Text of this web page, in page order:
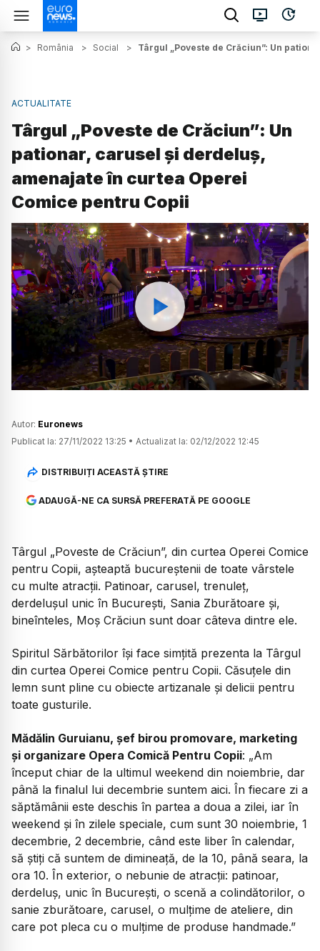
> România > Social > Târgul „Poveste de Crăciun”: Un
ACTUALITATE
Târgul „Poveste de Crăciun”: Un
pationar, carusel și derdeluș,
amenajate în curtea Operei
Comice pentru Copii
Watch
Autor: Euronews
Publicat la: 27/11/2022 13:25 • Actualizat la: 02/12/2022 12:45
DISTRIBUIȚI ACEASTĂ ȘTIRE
ADAUGĂ-NE CA SURSĂ PREFERATĂ PE GOOGLE
Târgul „Poveste de Crăciun”, din curtea Operei Comice
pentru Copii, așteaptă bucureștenii de toate vârstele
cu multe atracții. Patinoar, carusel, trenuleț,
derdelușul unic în București, Sania Zburătoare și,
bineînteles, Moș Crăciun sunt doar câteva dintre ele.
Spiritul Sărbătorilor își face simțită prezenta la Târgul
din curtea Operei Comice pentru Copii. Căsuțele din
lemn sunt pline cu obiecte artizanale și delicii pentru
toate gusturile.
Mădălin Guruianu, șef birou promovare, marketing
și organizare Opera Comică Pentru Copii: „Am
început chiar de la ultimul weekend din noiembrie, dar
până la finalul lui decembrie suntem aici. În fiecare zi a
săptămânii este deschis în partea a doua a zilei, iar în
weekend și în zilele speciale, cum sunt 30 noiembrie, 1
decembrie, 2 decembrie, când este liber în calendar,
să știți că suntem de dimineață, de la 10, până seara, la
ora 10. În exterior, o nebunie de atracții: patinoar,
derdeluș, unic în București, o scenă a colindătorilor, o
sanie zburătoare, carusel, o mulțime de ateliere, din
care pot pleca cu o mulțime de produse handmade.”